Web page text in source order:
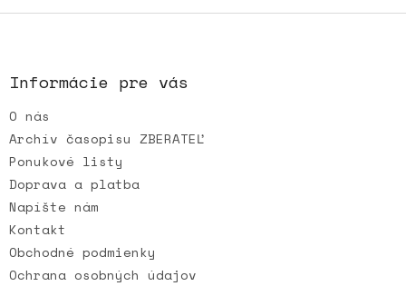
Z
i
e
Informácie pre vás
O nás
Archív časopisu ZBERATEĽ
Ponukové listy
Doprava a platba
Napíšte nám
Kontakt
Obchodné podmienky
Ochrana osobných údajov